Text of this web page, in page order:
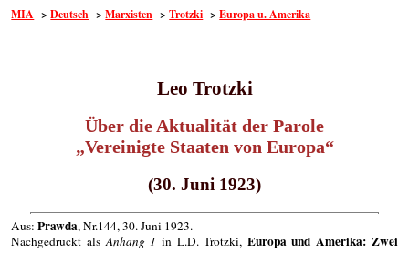
MIA >Deutsch >Marxisten >Trotzki >Europa u. Amerika
Leo Trotzki
Über die Aktualität der Parole
„Vereinigte Staaten von Europa“
(30. Juni 1923)
Aus:Prawda, Nr.144, 30. Juni 1923.
Nachgedruckt als Anhang 1 in L.D. Trotzki, Europa und Amerika: Zwei